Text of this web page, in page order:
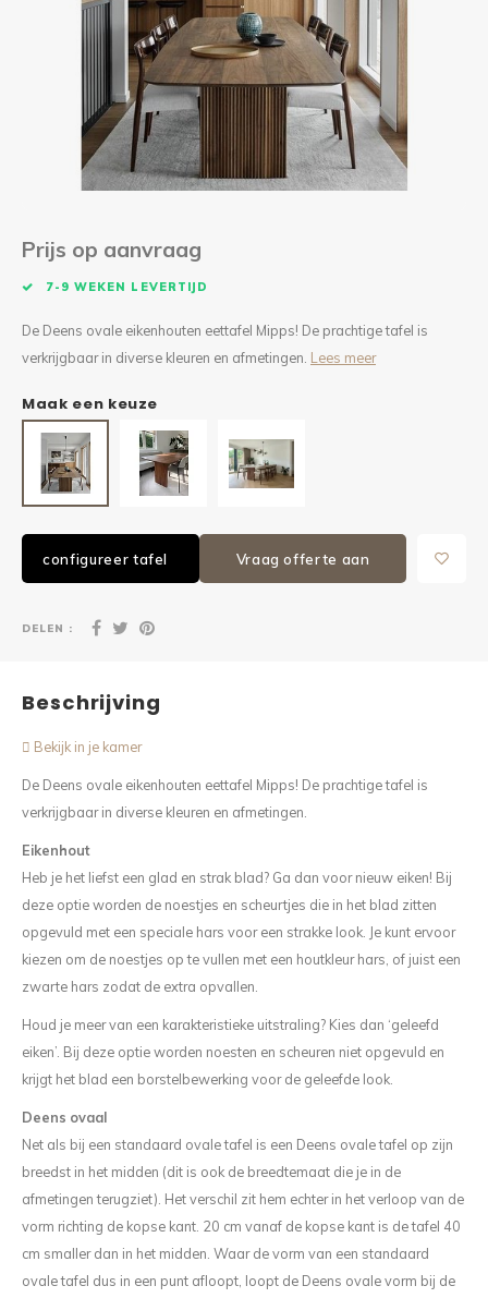
Prijs op aanvraag
7-9 WEKEN LEVERTIJD
De Deens ovale eikenhouten eettafel Mipps! De prachtige tafel is
verkrijgbaar in diverse kleuren en afmetingen. Lees meer
Maak een keuze
configureer tafel Vraag offerte aan
DELEN :
Beschrijving
Bekijk in je kamer
De Deens ovale eikenhouten eettafel Mipps! De prachtige tafel is
verkrijgbaar in diverse kleuren en afmetingen.
Eikenhout
Heb je het liefst een glad en strak blad? Ga dan voor nieuw eiken! Bij
deze optie worden de noestjes en scheurtjes die in het blad zitten
opgevuld met een speciale hars voor een strakke look. Je kunt ervoor
kiezen om de noestjes op te vullen met een houtkleur hars, of juist een
zwarte hars zodat de extra opvallen.
Houd je meer van een karakteristieke uitstraling? Kies dan ‘geleefd
eiken’. Bij deze optie worden noesten en scheuren niet opgevuld en
krijgt het blad een borstelbewerking voor de geleefde look.
Deens ovaal
Net als bij een standaard ovale tafel is een Deens ovale tafel op zijn
breedst in het midden (dit is ook de breedtemaat die je in de
afmetingen terugziet). Het verschil zit hem echter in het verloop van de
vorm richting de kopse kant. 20 cm vanaf de kopse kant is de tafel 40
cm smaller dan in het midden. Waar de vorm van een standaard
ovale tafel dus in een punt afloopt, loopt de Deens ovale vorm bij de